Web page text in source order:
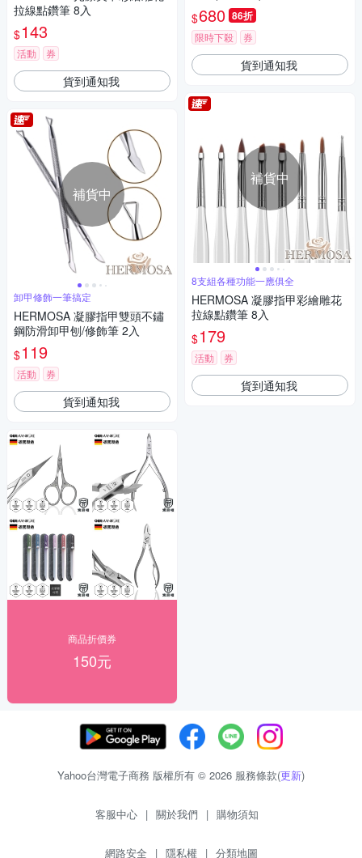
拉線點鑽筆 8入
$143
活動 券
貨到通知我
補貨中
卸甲修飾一筆搞定
HERMOSA 凝膠指甲雙頭不鏽
鋼防滑卸甲刨/修飾筆 2入
$119
活動 券
貨到通知我
商品折價券
150元
$680 86折
限時下殺 券
貨到通知我
補貨中
8支組各種功能一應俱全
HERMOSA 凝膠指甲彩繪雕花
拉線點鑽筆 8入
$179
活動 券
貨到通知我
Yahoo台灣電子商務 版權所有 © 2026 服務條款(更新)
客服中心 | 關於我們 | 購物須知
網路安全 | 隱私權 | 分類地圖